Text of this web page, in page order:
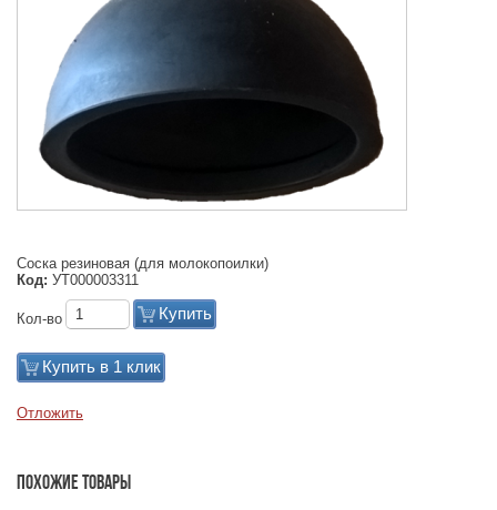
Соска резиновая (для молокопоилки)
Код: УТ000003311
Кол-во Купить
Купить в 1 клик
Отложить
Похожие товары